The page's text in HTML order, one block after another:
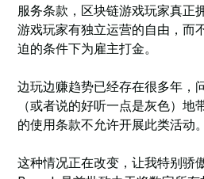
服务条款，区块链游戏玩家真正
游戏玩家有独立运营的自由，而
迫的条件下为雇主打金。
边玩边赚趋势已经存在很多年，
（或者说的好听一点是灰色）地
的使用条款不允许开展此类活动。
这种情况正在改变，让我特别骄